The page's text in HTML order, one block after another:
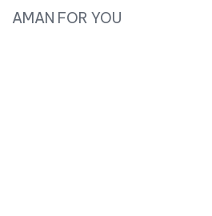
AMAN FOR YOU